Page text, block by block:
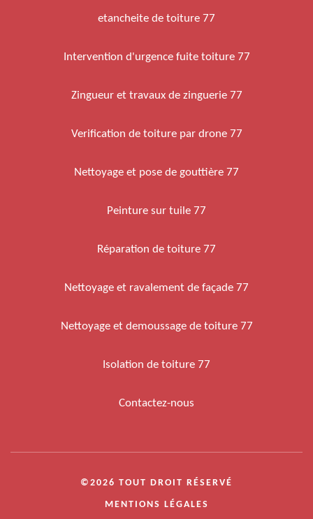
etancheite de toiture 77
Intervention d'urgence fuite toiture 77
Zingueur et travaux de zinguerie 77
Verification de toiture par drone 77
Nettoyage et pose de gouttière 77
Peinture sur tuile 77
Réparation de toiture 77
Nettoyage et ravalement de façade 77
Nettoyage et demoussage de toiture 77
Isolation de toiture 77
Contactez-nous
©2026 TOUT DROIT RÉSERVÉ
MENTIONS LÉGALES